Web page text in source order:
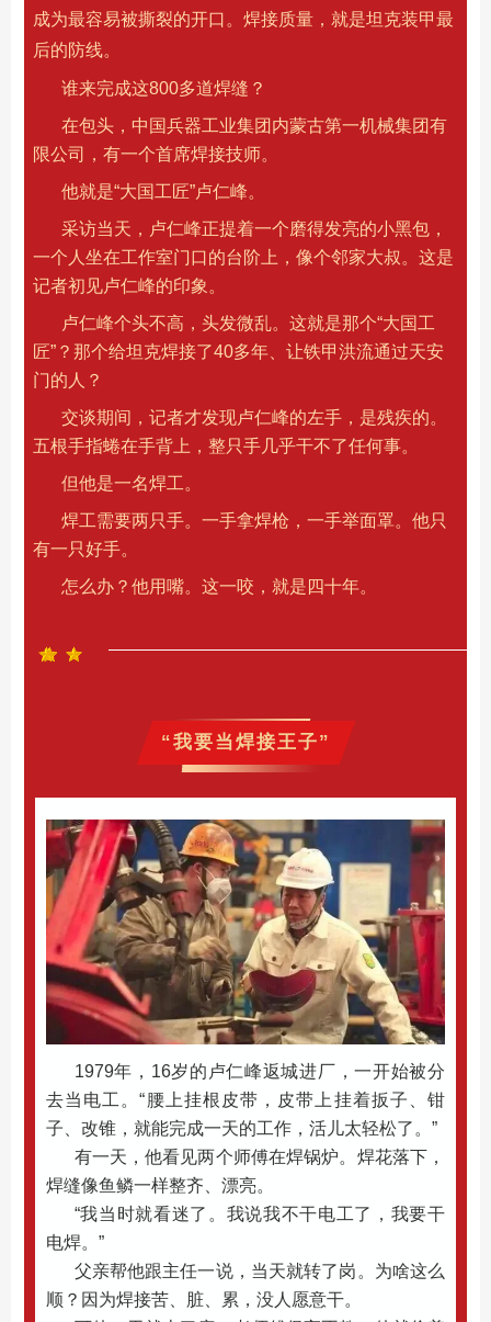
成为最容易被撕裂的开口。焊接质量，就是坦克装甲最
后的防线。
谁来完成这800多道焊缝？
在包头，中国兵器工业集团内蒙古第一机械集团有
限公司，有一个首席焊接技师。
他就是“大国工匠”卢仁峰。
采访当天，卢仁峰正提着一个磨得发亮的小黑包，
一个人坐在工作室门口的台阶上，像个邻家大叔。这是
记者初见卢仁峰的印象。
卢仁峰个头不高，头发微乱。这就是那个“大国工
匠”？那个给坦克焊接了40多年、让铁甲洪流通过天安
门的人？
交谈期间，记者才发现卢仁峰的左手，是残疾的。
五根手指蜷在手背上，整只手几乎干不了任何事。
但他是一名焊工。
焊工需要两只手。一手拿焊枪，一手举面罩。他只
有一只好手。
怎么办？他用嘴。这一咬，就是四十年。
“我要当焊接王子”
1979年，16岁的卢仁峰返城进厂，一开始被分
去当电工。“腰上挂根皮带，皮带上挂着扳子、钳
子、改锥，就能完成一天的工作，活儿太轻松了。”
有一天，他看见两个师傅在焊锅炉。焊花落下，
焊缝像鱼鳞一样整齐、漂亮。
“我当时就看迷了。我说我不干电工了，我要干
电焊。”
父亲帮他跟主任一说，当天就转了岗。为啥这么
顺？因为焊接苦、脏、累，没人愿意干。